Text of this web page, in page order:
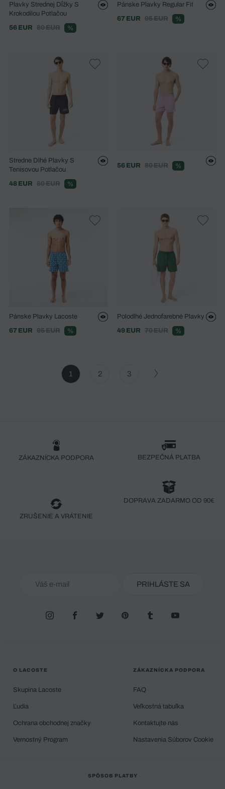
Plavky Strednej Dĺžky S
Krokodílou Potlačou
56 EUR
80 EUR %
Pánske Plavky Regular Fit
67 EUR
95 EUR %
Stredne Dlhé Plavky S
Tenisovou Potlačou
48 EUR
80 EUR %
56 EUR 80 EUR %
Pánske Plavky Lacoste
67 EUR
95 EUR %
Polodlhé Jednofarebné Plavky
49 EUR
70 EUR %
1 2 3
ZÁKAZNÍCKA PODPORA BEZPEČNÁ PLATBA
ZRUŠENIE A VRÁTENIE
DOPRAVA ZADARMO OD 90€
PRIHLÁSTE SA
O LACOSTE
Skupina Lacoste
Ľudia
Ochrana obchodnej značky
Vernostný Program
ZÁKAZNÍCKA PODPORA
FAQ
Veľkostná tabuľka
Kontaktujte nás
Nastavenia Súborov Cookie
SPÔSOB PLATBY